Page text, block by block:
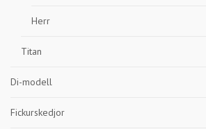
Herr
Titan
Di-modell
Fickurskedjor